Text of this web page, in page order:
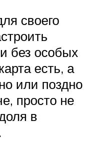
своего
без особых
есть, а
или поздно
просто не
в